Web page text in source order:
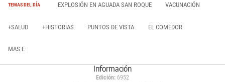
TEMAS DEL DÍA EXPLOSIÓN EN AGUADA SAN ROQUE VACUNACIÓN
+SALUD +HISTORIAS PUNTOS DE VISTA EL COMEDOR
MAS E
Información
Edición: 6952